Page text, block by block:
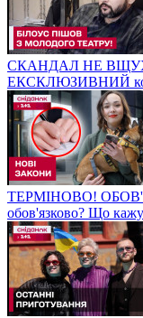
СКАНДАЛ НЕ
ЕКСКЛЮЗИВНИЙ
ТЕРМІНОВО!
обов'язково? Що